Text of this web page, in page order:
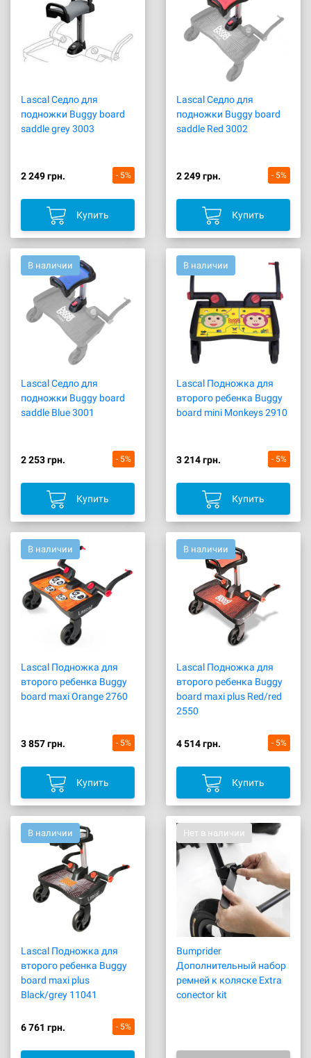
Lascal Cедло для
подножки Buggy board
saddle grey 3003
2 249 грн. - 5%
Купить
Lascal Cедло для
подножки Buggy board
saddle Red 3002
2 249 грн. - 5%
Купить
В наличии
Lascal Cедло для
подножки Buggy board
saddle Blue 3001
2 253 грн. - 5%
Купить
В наличии
Lascal Подножка для
второго ребенка Buggy
board mini Monkeys 2910
3 214 грн. - 5%
Купить
В наличии
Lascal Подножка для
второго ребенка Buggy
board maxi Orange 2760
3 857 грн. - 5%
Купить
В наличии
Lascal Подножка для
второго ребенка Buggy
board maxi plus Red/red
2550
4 514 грн. - 5%
Купить
В наличии
Lascal Подножка для
второго ребенка Buggy
board maxi plus
Black/grey 11041
6 761 грн. - 5%
Нет в наличии
Bumprider
Дополнительный набор
ремней к коляске Extra
conector kit